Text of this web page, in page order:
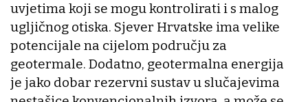
uvjetima koji se mogu kontrolirati i s malog
ugljičnog otiska. Sjever Hrvatske ima velike
potencijale na cijelom području za
geotermale. Dodatno, geotermalna energija
je jako dobar rezervni sustav u slučajevima